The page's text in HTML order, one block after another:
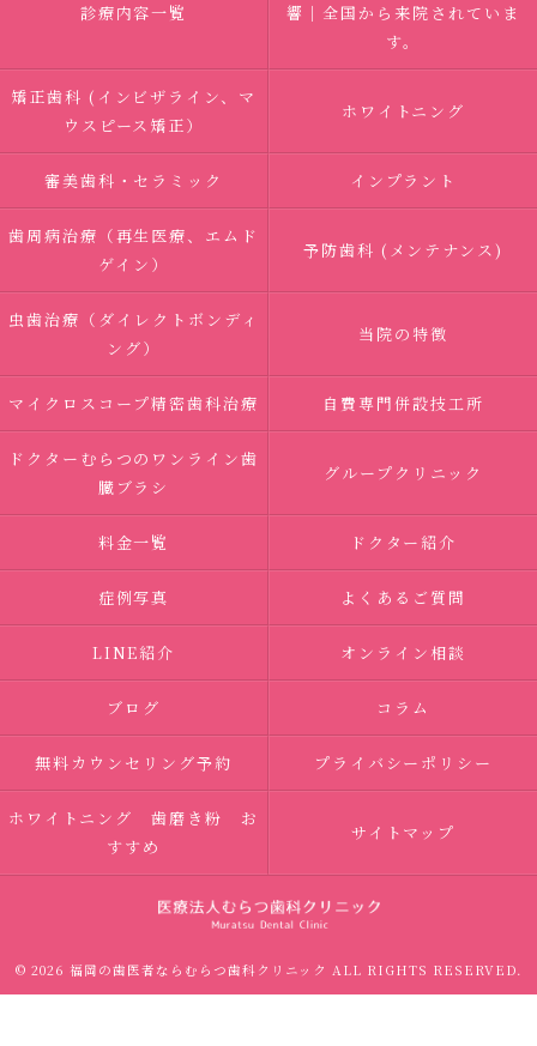
診療内容一覧
響｜全国から来院されていま
す。
矯正歯科 (インビザライン、マ
ウスピース矯正）
ホワイトニング
審美歯科・セラミック インプラント
歯周病治療（再生医療、エムド
ゲイン）
予防歯科 (メンテナンス)
虫歯治療（ダイレクトボンディ
ング）
当院の特徴
マイクロスコープ精密歯科治療 自費専門併設技工所
ドクターむらつのワンライン歯
臓ブラシ
グループクリニック
料金一覧 ドクター紹介
症例写真 よくあるご質問
LINE紹介 オンライン相談
ブログ コラム
無料カウンセリング予約 プライバシーポリシー
ホワイトニング 歯磨き粉 お
すすめ
サイトマップ
© 2026 福岡の歯医者ならむらつ歯科クリニック ALL RIGHTS RESERVED.